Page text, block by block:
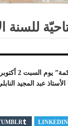
للسنة الأكاديميّة 2021-2022،
LINKEDIN